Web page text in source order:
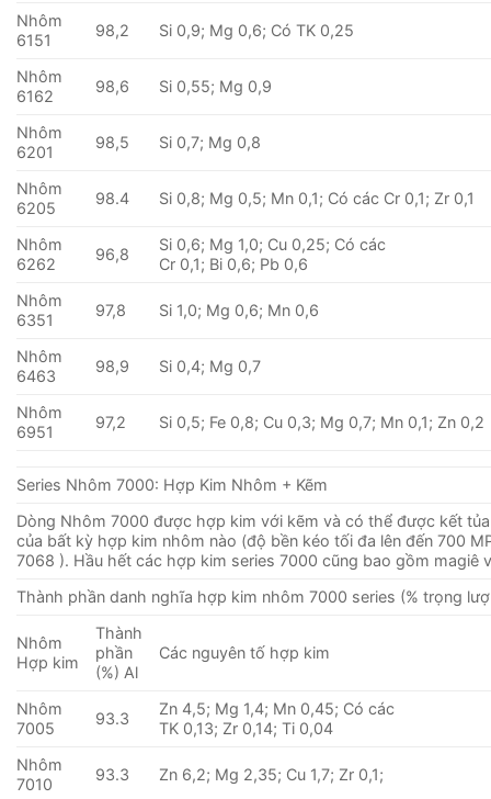
Nhôm
6151
98,2 Si 0,9; Mg 0,6; Có TK 0,25
Nhôm
6162
98,6 Si 0,55; Mg 0,9
Nhôm
6201
98,5 Si 0,7; Mg 0,8
Nhôm
6205
98.4 Si 0,8; Mg 0,5; Mn 0,1; Có các Cr 0,1; Zr 0,1
Nhôm
6262
96,8
Si 0,6; Mg 1,0; Cu 0,25; Có các
Cr 0,1; Bi 0,6; Pb 0,6
Nhôm
6351
97,8 Si 1,0; Mg 0,6; Mn 0,6
Nhôm
6463
98,9 Si 0,4; Mg 0,7
Nhôm
6951
97,2 Si 0,5; Fe 0,8; Cu 0,3; Mg 0,7; Mn 0,1; Zn 0,2
Series Nhôm 7000: Hợp Kim Nhôm + Kẽm
Dòng Nhôm 7000 được hợp kim với kẽm và có thể được kết
của bất kỳ hợp kim nhôm nào (độ bền kéo tối đa lên đến 700
7068 ). Hầu hết các hợp kim series 7000 cũng bao gồm magiê
Thành phần danh nghĩa hợp kim nhôm 7000 series (% trọng
Nhôm
Hợp kim
Thành
phần
(%) Al
Các nguyên tố hợp kim
Nhôm
7005
93.3
Zn 4,5; Mg 1,4; Mn 0,45; Có các
TK 0,13; Zr 0,14; Ti 0,04
Nhôm
7010
93.3 Zn 6,2; Mg 2,35; Cu 1,7; Zr 0,1;